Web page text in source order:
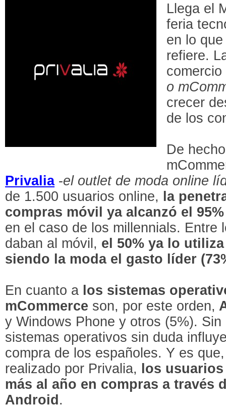
Llega el
feria
en lo
refiere.
o
crecer
de los
De
Privalia-el outlet de moda online
de 1.500 usuarios online, la
compras móvil ya alcanzó el 95%
en el caso de los millennials. Entre
daban al móvil, el 50% ya lo
siendo la moda el gasto líder
En cuanto a los sistemas
mCommerce son, por este orden,
y Windows Phone y otros (5%).
sistemas operativos sin duda
compra de los españoles. Y es
realizado por Privalia, los usuarios
más al año en compras a través
Android.